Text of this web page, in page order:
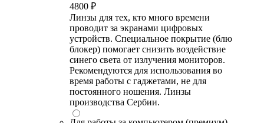
4800 ₽
Линзы для тех, кто много времени
проводит за экранами цифровых
устройств. Специальное покрытие (блю
блокер) помогает снизить воздействие
синего света от излучения мониторов.
Рекомендуются для использования во
время работы с гаджетами, не для
постоянного ношения. Линзы
производства Сербии.